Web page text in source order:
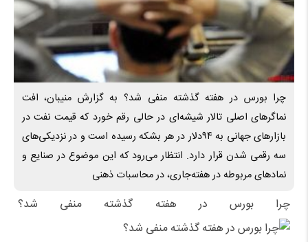
چرا بورس در هفته گذشته منفی شد؟ به گزارش منیبان، افت
نماگر‌های اصلی تالار شیشه‌ای در حالی رقم خورد که قیمت نفت در
بازار‌های جهانی به ۹۴‌دلار در هر بشکه رسیده است و در نزدیکی‌های
سه رقمی شدن قرار دارد. انتظار می‌رود که این موضوع در صنایع و
نماد‌های مربوطه در هفته‌جاری، در محاسبات ذهنی
چرا بورس در هفته گذشته منفی شد؟